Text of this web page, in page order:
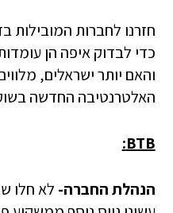
חזרנו לחברות המובילות
והאם יותר ישראלים,
האלטרנטיבה החדשה
BTB:
הנהלת החברה- לא חלו